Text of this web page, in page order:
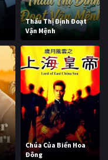
Thấu Thị Định Đoạt
Vận Mệnh
Chúa Của Biển Hoa
Đông